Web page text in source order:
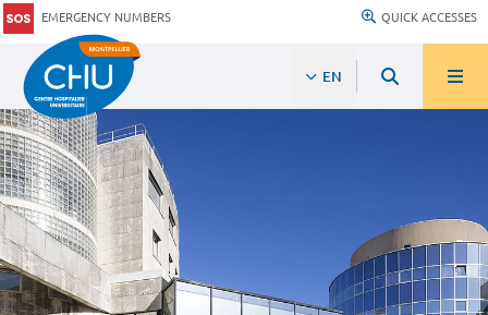
EMERGENCY NUMBERS QUICK ACCESSES
EN